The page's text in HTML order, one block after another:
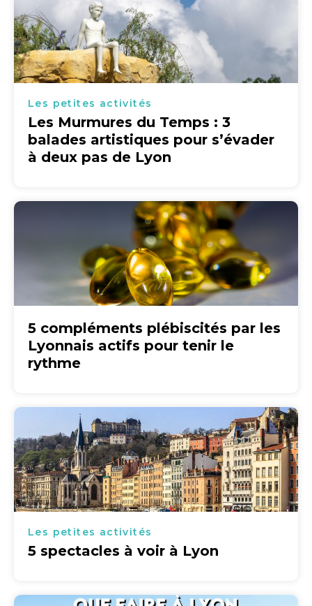
Les petites activités
Les Murmures du Temps : 3
balades artistiques pour s’évader
à deux pas de Lyon
5 compléments plébiscités par les
Lyonnais actifs pour tenir le
rythme
Les petites activités
5 spectacles à voir à Lyon